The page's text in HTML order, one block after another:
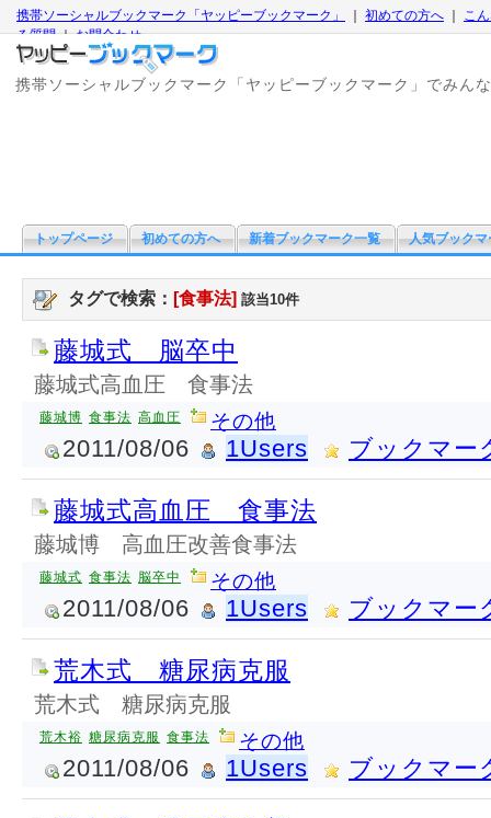
携帯ソーシャルブックマーク「ヤッピーブックマーク」 初めての方へ
こ
る質問｜お問合わせ
携帯ソーシャルブックマーク「ヤッピーブックマーク」でみん
トップページ 初めての方へ 新着ブックマーク一覧 人気ブックマ
タグで検索： [食事法] 該当10件
藤城式 脳卒中
藤城式高血圧 食事法
藤城博 食事法 高血圧 その他
2011/08/06 1Users ブックマー
藤城式高血圧 食事法
藤城博 高血圧改善食事法
藤城式 食事法 脳卒中 その他
2011/08/06 1Users ブックマー
荒木式 糖尿病克服
荒木式 糖尿病克服
荒木裕 糖尿病克服 食事法 その他
2011/08/06 1Users ブックマー